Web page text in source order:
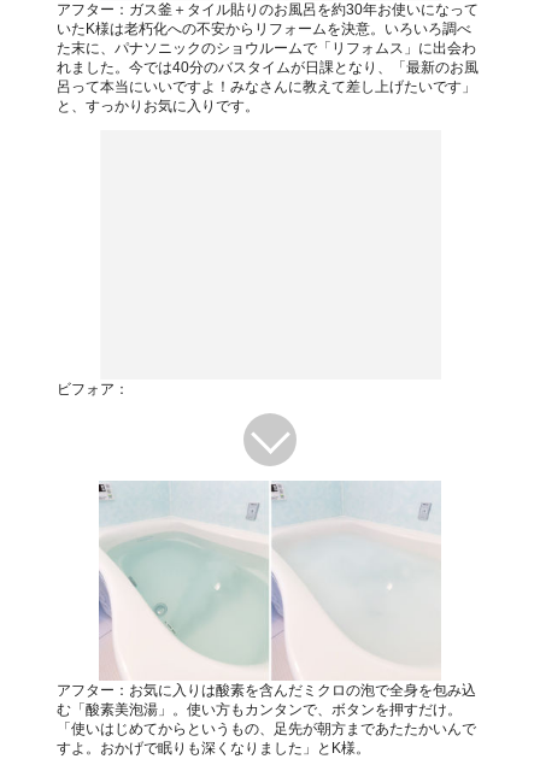
アフター：ガス釜＋タイル貼りのお風呂を約30年お使いになって
いたK様は老朽化への不安からリフォームを決意。いろいろ調べ
た末に、パナソニックのショウルームで「リフォムス」に出会わ
れました。今では40分のバスタイムが日課となり、「最新のお風
呂って本当にいいですよ！みなさんに教えて差し上げたいです」
と、すっかりお気に入りです。
ビフォア：
アフター：お気に入りは酸素を含んだミクロの泡で全身を包み込
む「酸素美泡湯」。使い方もカンタンで、ボタンを押すだけ。
「使いはじめてからというもの、足先が朝方まであたたかいんで
すよ。おかげで眠りも深くなりました」とK様。